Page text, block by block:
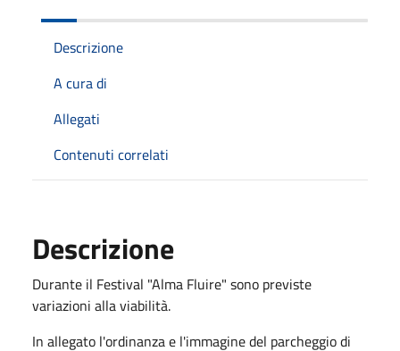
Descrizione
A cura di
Allegati
Contenuti correlati
Descrizione
Durante il Festival "Alma Fluire" sono previste
variazioni alla viabilità.
In allegato l'ordinanza e l'immagine del parcheggio di